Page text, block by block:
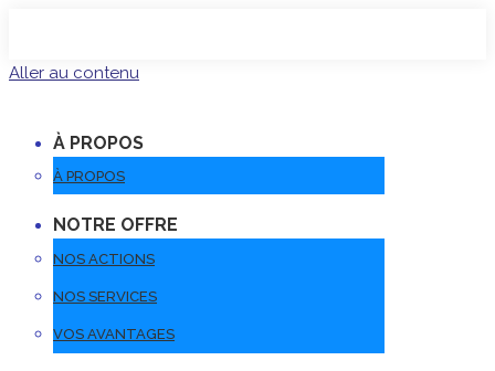
Aller au contenu
À PROPOS
À PROPOS
NOTRE OFFRE
NOS ACTIONS
NOS SERVICES
VOS AVANTAGES